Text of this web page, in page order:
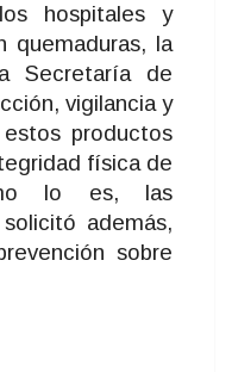
hospitales y
quemaduras, la
Secretaría de
vigilancia y
productos
física de
lo es, las
además,
sobre